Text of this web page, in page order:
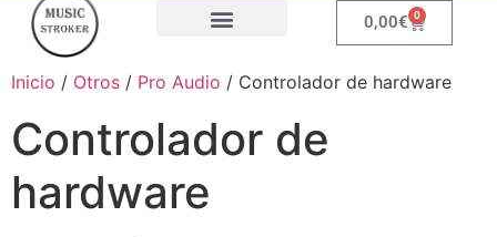
0,00€ 0
Inicio / Otros / Pro Audio / Controlador de hardware
Controlador de
hardware